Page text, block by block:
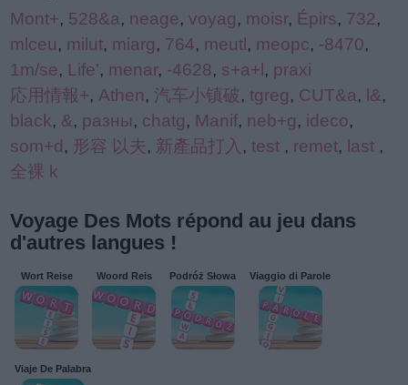
Mont+, 528&a, neage, voyag, moisr, Épirs, 732,
mlceu, milut, miarg, 764, meutl, meopc, -8470,
1m/se, Life’, menar, -4628, s+a+l, praxi
応用情報+, Athen, 汽车小镇破, tgreg, CUT&a, l&,
black, &, разны, chatg, Manif, neb+g, ideco,
som+d, 形容 以夫, 新產品打入 , test , remet, last ,
全裸 k
Voyage Des Mots répond au jeu dans
d'autres langues !
Wort Reise Woord Reis Podróż Słowa Viaggio di Parole
Viaje De Palabra